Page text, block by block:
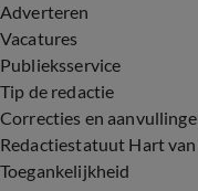
Adverteren
Vacatures
Publieksservice
Tip de redactie
Correcties en
Redactiestatuut Hart
Toegankelijkheid